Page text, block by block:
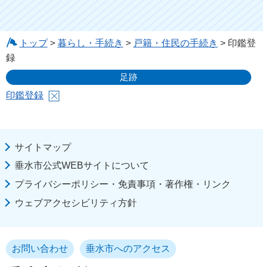
トップ> 暮らし・手続き > 戸籍・住民の手続き > 印鑑登
録
足跡
印鑑登録
サイトマップ
垂水市公式WEBサイトについて
プライバシーポリシー・免責事項・著作権・リンク
ウェブアクセシビリティ方針
お問い合わせ 垂水市へのアクセス